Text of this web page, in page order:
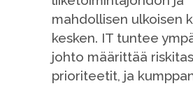
mahdollisen ulkoisen
kesken. IT tuntee
johto määrittää
prioriteetit, ja